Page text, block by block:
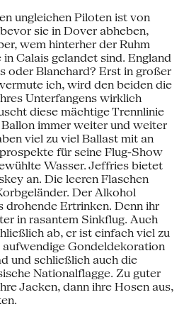
ungleichen Piloten ist von
sie in Dover abheben,
wem hinterher der Ruhm
Calais gelandet sind. England
oder Blanchard? Erst in großer
ich, wird den beiden die
Unterfangens wirklich
diese mächtige Trennlinie
immer weiter und weiter
viel zu viel Ballast mit an
für seine Flug-Show
Wasser. Jeffries bietet
an. Die leeren Flaschen
Der Alkohol
drohende Ertrinken. Denn ihr
in rasantem Sinkflug. Auch
ab, er ist einfach viel zu
Gondeldekoration
und schließlich auch die
Nationalflagge. Zu guter
Jacken, dann ihre Hosen aus,